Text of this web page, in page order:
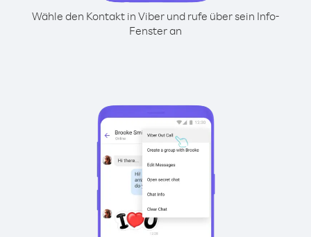
Wähle den Kontakt in Viber und rufe über sein Info-
Fenster an